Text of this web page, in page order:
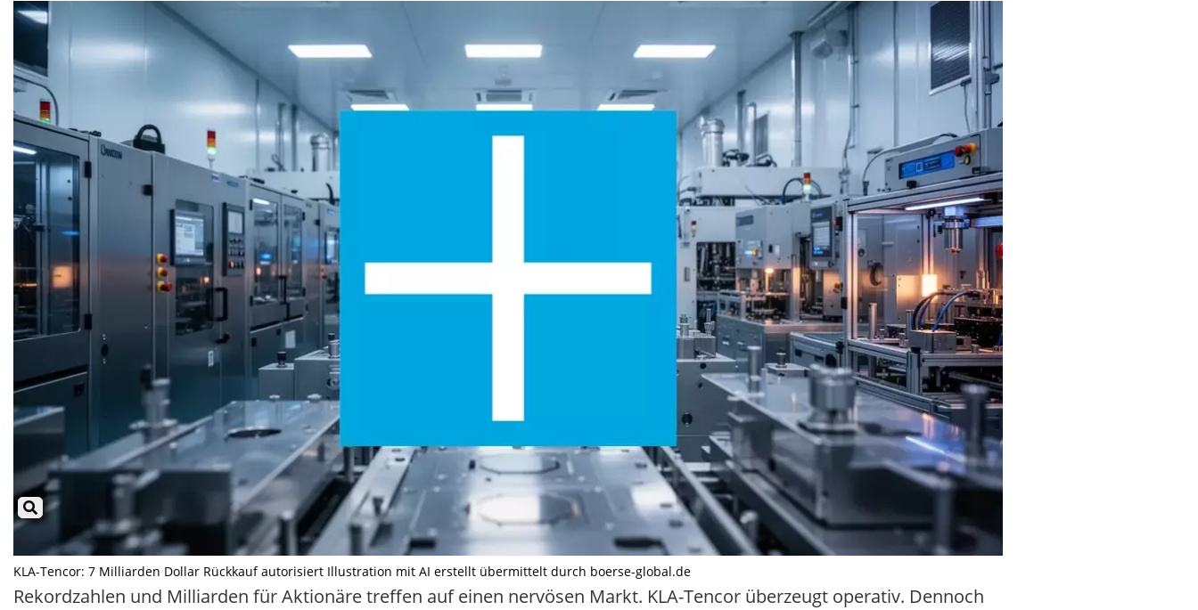
KLA-Tencor: 7 Milliarden Dollar Rückkauf autorisiert Illustration mit AI erstellt übermittelt durch boerse-global.de
Rekordzahlen und Milliarden für Aktionäre treffen auf einen nervösen Markt. KLA-Tencor überzeugt operativ. Dennoch